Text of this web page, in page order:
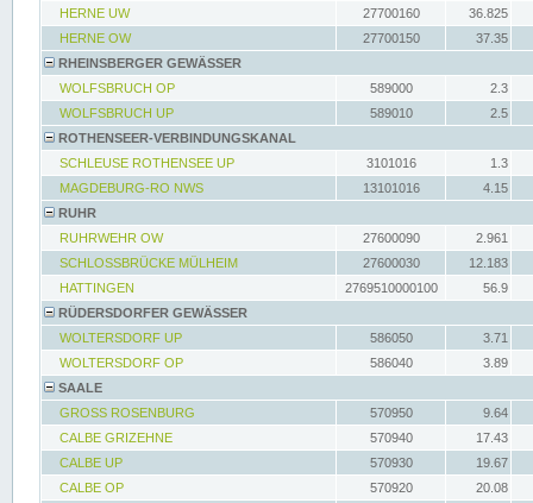
HERNE UW
27700160
36.825
HERNE OW
27700150
37.35
RHEINSBERGER GEWÄSSER
WOLFSBRUCH OP
589000
2.3
WOLFSBRUCH UP
589010
2.5
ROTHENSEER-VERBINDUNGSKANAL
SCHLEUSE ROTHENSEE UP
3101016
1.3
MAGDEBURG-RO NWS
13101016
4.15
RUHR
RUHRWEHR OW
27600090
2.961
SCHLOSSBRÜCKE MÜLHEIM
27600030
12.183
HATTINGEN
2769510000100
56.9
RÜDERSDORFER GEWÄSSER
WOLTERSDORF UP
586050
3.71
WOLTERSDORF OP
586040
3.89
SAALE
GROSS ROSENBURG
570950
9.64
CALBE GRIZEHNE
570940
17.43
CALBE UP
570930
19.67
CALBE OP
570920
20.08